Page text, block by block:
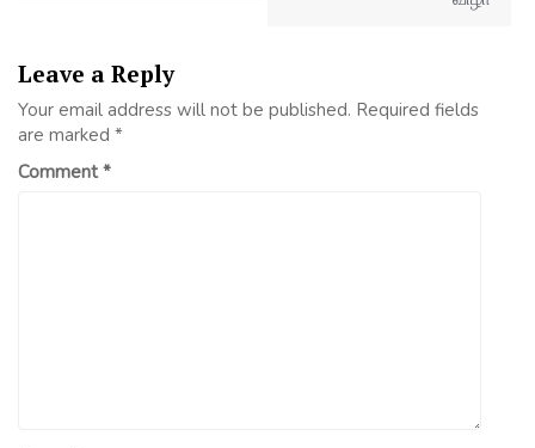
Leave a Reply
Your email address will not be published. Required fields
are marked *
Comment*